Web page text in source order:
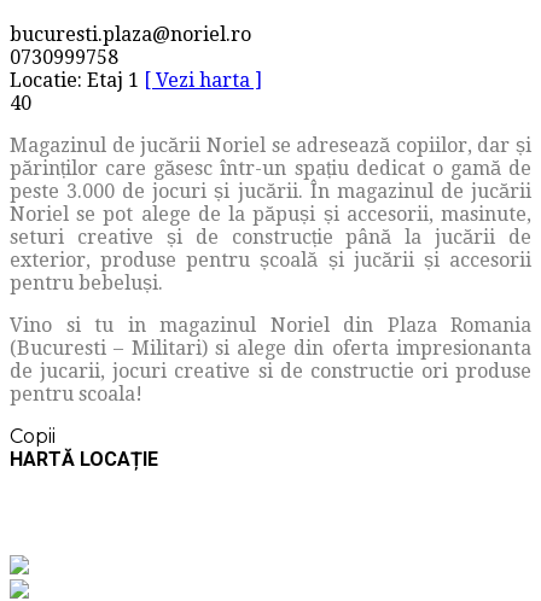
bucuresti.plaza@noriel.ro
0730999758
Locatie: Etaj 1 [ Vezi harta ]
40
Magazinul de jucării Noriel se adresează copiilor, dar și
părinților care găsesc într-un spațiu dedicat o gamă de
peste 3.000 de jocuri și jucării. În magazinul de jucării
Noriel se pot alege de la păpuși și accesorii, masinute,
seturi creative și de construcție până la jucării de
exterior, produse pentru școală și jucării și accesorii
pentru bebeluși.
Vino si tu in magazinul Noriel din Plaza Romania
(Bucuresti – Militari) si alege din oferta impresionanta
de jucarii, jocuri creative si de constructie ori produse
pentru scoala!
Copii
HARTĂ LOCAȚIE